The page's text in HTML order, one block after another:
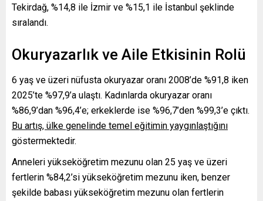
Tekirdağ, %14,8 ile İzmir ve %15,1 ile İstanbul şeklinde
sıralandı.
Okuryazarlık ve Aile Etkisinin Rolü
6 yaş ve üzeri nüfusta okuryazar oranı 2008’de %91,8 iken
2025’te %97,9’a ulaştı. Kadınlarda okuryazar oranı
%86,9’dan %96,4’e; erkeklerde ise %96,7’den %99,3’e çıktı.
Bu artış, ülke genelinde temel eğitimin yaygınlaştığını
göstermektedir.
Anneleri yükseköğretim mezunu olan 25 yaş ve üzeri
fertlerin %84,2’si yükseköğretim mezunu iken, benzer
şekilde babası yükseköğretim mezunu olan fertlerin